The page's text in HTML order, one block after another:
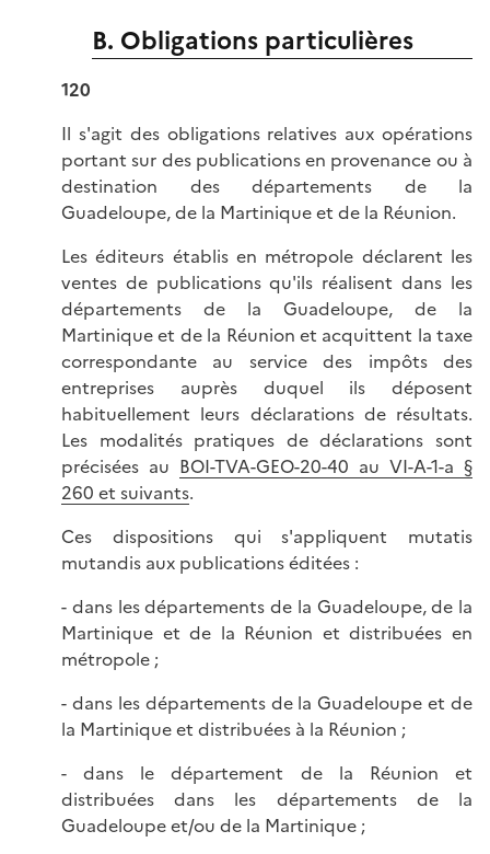
B. Obligations particulières
120
Il s'agit des obligations relatives aux opérations
portant sur des publications en provenance ou à
destination des départements de la
Guadeloupe, de la Martinique et de la Réunion.
Les éditeurs établis en métropole déclarent les
ventes de publications qu'ils réalisent dans les
départements de la Guadeloupe, de la
Martinique et de la Réunion et acquittent la taxe
correspondante au service des impôts des
entreprises auprès duquel ils déposent
habituellement leurs déclarations de résultats.
Les modalités pratiques de déclarations sont
précisées au BOI-TVA-GEO-20-40 au VI-A-1-a §
260 et suivants.
Ces dispositions qui s'appliquent mutatis
mutandis aux publications éditées :
- dans les départements de la Guadeloupe, de la
Martinique et de la Réunion et distribuées en
métropole ;
- dans les départements de la Guadeloupe et de
la Martinique et distribuées à la Réunion ;
- dans le département de la Réunion et
distribuées dans les départements de la
Guadeloupe et/ou de la Martinique ;